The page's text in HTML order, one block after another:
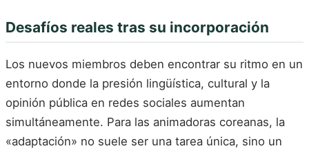
Desafíos reales tras su incorporación
Los nuevos miembros deben encontrar su ritmo en un
entorno donde la presión lingüística, cultural y la
opinión pública en redes sociales aumentan
simultáneamente. Para las animadoras coreanas, la
«adaptación» no suele ser una tarea única, sino un